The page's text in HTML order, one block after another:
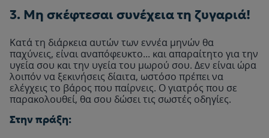
3. Μη σκέφτεσαι συνέχεια τη ζυγαριά!
Κατά τη διάρκεια αυτών των εννέα μηνών θα
παχύνεις, είναι αναπόφευκτο... και απαραίτητο για την
υγεία σου και την υγεία του μωρού σου. Δεν είναι ώρα
λοιπόν να ξεκινήσεις δίαιτα, ωστόσο πρέπει να
ελέγχεις το βάρος που παίρνεις. Ο γιατρός που σε
παρακολουθεί, θα σου δώσει τις σωστές οδηγίες.
Στην πράξη: